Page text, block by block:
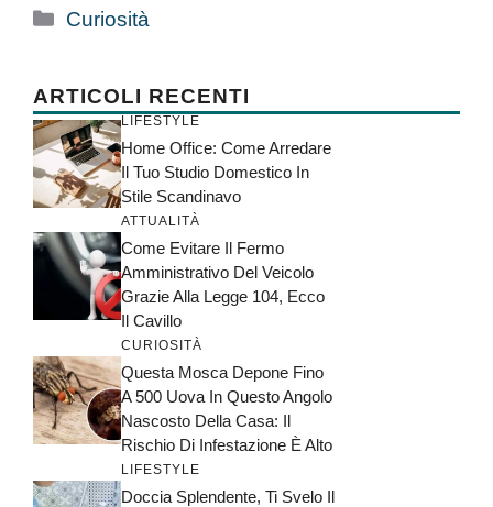
Categorie
Curiosità
ARTICOLI RECENTI
LIFESTYLE
Home Office: Come Arredare
Il Tuo Studio Domestico In
Stile Scandinavo
ATTUALITÀ
Come Evitare Il Fermo
Amministrativo Del Veicolo
Grazie Alla Legge 104, Ecco
Il Cavillo
CURIOSITÀ
Questa Mosca Depone Fino
A 500 Uova In Questo Angolo
Nascosto Della Casa: Il
Rischio Di Infestazione È Alto
LIFESTYLE
Doccia Splendente, Ti Svelo Il